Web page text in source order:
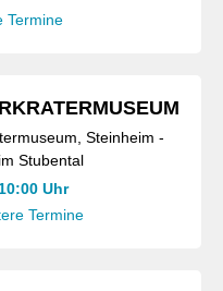
Termine
Steinheim -
Stubental
Uhr
Termine